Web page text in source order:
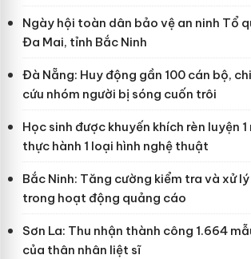
Ngày hội toàn dân bảo vệ an ninh Tổ
Đa Mai, tỉnh Bắc Ninh
Đà Nẵng: Huy động gần 100 cán bộ,
cứu nhóm người bị sóng cuốn trôi
Học sinh được khuyến khích rèn luyện
thực hành 1 loại hình nghệ thuật
Bắc Ninh: Tăng cường kiểm tra và xử
trong hoạt động quảng cáo
Sơn La: Thu nhận thành công 1.664
của thân nhân liệt sĩ